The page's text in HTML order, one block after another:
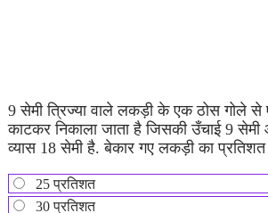
9 सेमी त्रिज्या वाले लकड़ी के एक ठोस गोले
काटकर निकाला जाता है जिसकी उँचाई 9
व्यास 18 सेमी है. बेकार गए लकड़ी का प्रतिशत
25 प्रतिशत
30 प्रतिशत